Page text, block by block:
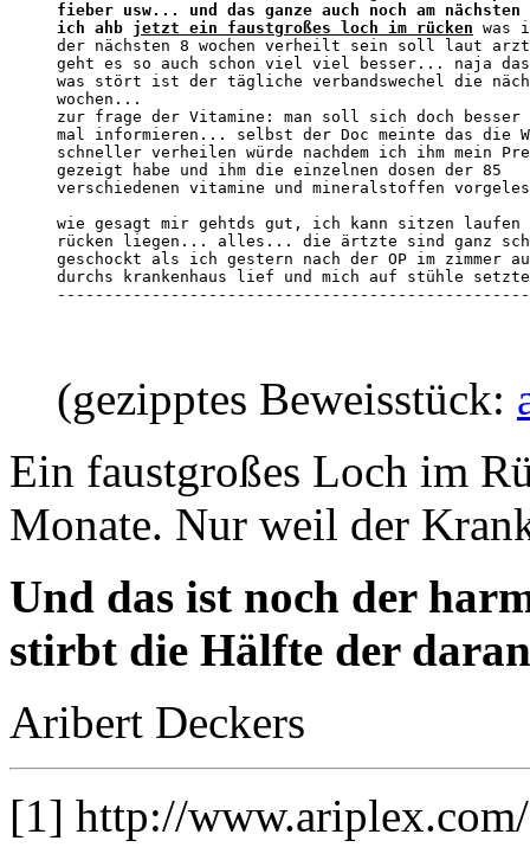
fieber usw... und das ganze auch noch am
ich ahb jetzt ein faustgroßes loch im rücken was
der nächsten 8 wochen verheilt sein soll laut
geht es so auch schon viel viel besser... naja
was stört ist der tägliche verbandswechel die
wochen...
zur frage der Vitamine: man soll sich doch
mal informieren... selbst der Doc meinte das die
schneller verheilen würde nachdem ich ihm mein
gezeigt habe und ihm die einzelnen dosen der 85
verschiedenen vitamine und mineralstoffen
wie gesagt mir gehtds gut, ich kann sitzen laufen
rücken liegen... alles... die ärtzte sind ganz
geschockt als ich gestern nach der OP im zimmer
durchs krankenhaus lief und mich auf stühle
(gezipptes Beweisstück:
Ein faustgroßes Loch im
Monate. Nur weil der
Und das ist noch der
stirbt die Hälfte der
Aribert Deckers
[1] http://